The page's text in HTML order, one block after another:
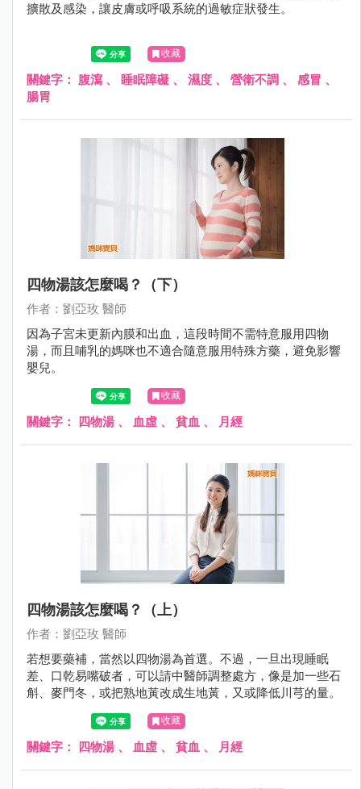
擴散及感染，讓皮膚或呼吸系統的過敏症狀發生。
收藏
關鍵字： 腹瀉 、 睡眠障礙 、 濕度 、 營衛不調 、 感冒 、
腸胃
四物湯該怎麼喝？（下）
作者：劉亞玫 醫師
因為子宮未更新內膜和出血，這段時間不需特意服用四物
湯，而且哺乳的媽咪也不適合隨意服用特殊方藥，避免影響
嬰兒。
收藏
關鍵字： 四物湯 、 血虛 、 貧血 、 月經
四物湯該怎麼喝？（上）
作者：劉亞玫 醫師
若想要藥補，當然以四物湯為首選。不過，一旦出現睡眠
差、口乾易嘴破者，可以請中醫師調整處方，像是加一些石
斛、麥門冬，或把熟地黃改成生地黃，又或降低川芎的量。
收藏
關鍵字： 四物湯 、 血虛 、 貧血 、 月經